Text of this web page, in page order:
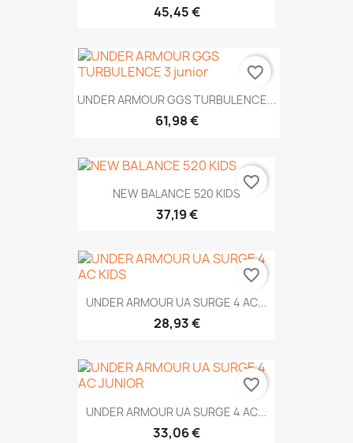
45,45 €
UNDER ARMOUR GGS TURBULENCE...
61,98 €
favorite_border
NEW BALANCE 520 KIDS
37,19 €
favorite_border
UNDER ARMOUR UA SURGE 4 AC...
28,93 €
favorite_border
UNDER ARMOUR UA SURGE 4 AC...
33,06 €
favorite_border